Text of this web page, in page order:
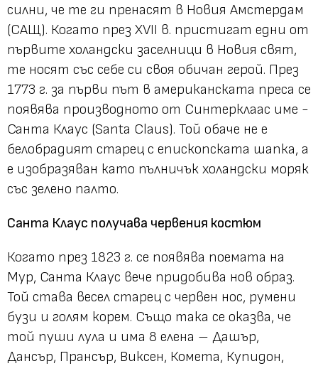
силни, че те ги пренасят в Новия Амстердам
(САЩ). Когато през XVII в. пристигат едни от
първите холандски заселници в Новия свят,
те носят със себе си своя обичан герой. През
1773 г. за първи път в американската преса се
появява производното от Синтерклаас име -
Санта Клаус (Santa Claus). Той обаче не е
белобрадият старец с епископската шапка, а
е изобразяван като пълничък холандски моряк
със зелено палто.
Санта Клаус получава червения костюм
Когато през 1823 г. се появява поемата на
Мур, Санта Клаус вече придобива нов образ.
Той става весел старец с червен нос, румени
бузи и голям корем. Също така се оказва, че
той пуши лула и има 8 елена – Дашър,
Дансър, Прансър, Виксен, Комета, Купидон,